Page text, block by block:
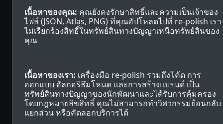
เนื้อหาของคุณ: คุณยังคงรักษาสิทธิ์และความเป็นเจ้าของ
ไฟล์ (JSON, Atlas, PNG) ที่คุณอัปโหลดไปที่ re-polish เรา
ไม่เรียกร้องสิทธิ์ในทรัพย์สินทางปัญญาเหนือทรัพย์สินของ
คุณ
เนื้อหาของเรา: เครื่องมือ re-polish รวมถึงโค้ด การ
ออกแบบ อัลกอริธึมโหนด และการสร้างแบรนด์ เป็น
ทรัพย์สินทางปัญญาของนักพัฒนาและได้รับการคุ้มครอง
โดยกฎหมายลิขสิทธิ์ คุณไม่สามารถทำวิศวกรรมย้อนกลับ
แยกส่วน หรือคัดลอกบริการได้